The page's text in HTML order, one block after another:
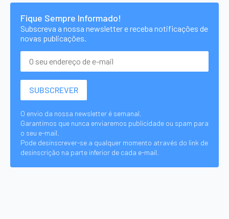
Fique Sempre Informado!
Subscreva a nossa newsletter e receba notificações de
novas publicações.
O envio da nossa newsletter é semanal.
Garantimos que nunca enviaremos publicidade ou spam para
o seu e-mail.
Pode desinscrever-se a qualquer momento através do link de
desinscrição na parte inferior de cada e-mail.